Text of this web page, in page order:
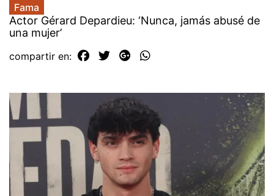
Fama
Actor Gérard Depardieu: ‘Nunca, jamás abusé de
una mujer’
compartir en: